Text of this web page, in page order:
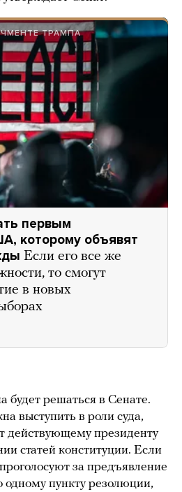
ТРАМПА
первым
которому объявят
Если его все же
то смогут
в новых
будет решаться в Сенате.
выступить в роли суда,
действующему президенту
статей конституции. Если
за предъявление
одному пункту резолюции,